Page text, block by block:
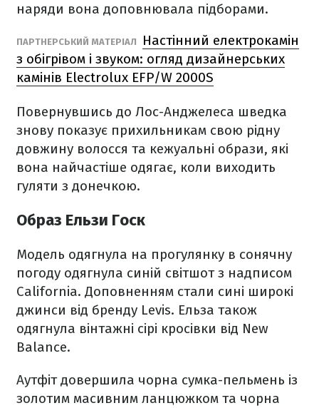
наряди вона доповнювала підборами.
ПАРТНЕРСЬКИЙ МАТЕРІАЛ
Настінний електрокамін
з обігрівом і звуком: огляд дизайнерських
камінів Electrolux EFP/W 2000S
Повернувшись до Лос-Анджелеса шведка
знову показує прихильникам свою рідну
довжину волосся та кежуальні образи, які
вона найчастіше одягає, коли виходить
гуляти з донечкою.
Образ Ельзи Госк
Модель одягнула на прогулянку в сонячну
погоду одягнула синій світшот з надписом
California. Доповненням стали сині широкі
джинси від бренду Levis. Ельза також
одягнула вінтажні сірі кросівки від New
Balance.
Аутфіт довершила чорна сумка-пельмень із
золотим масивним ланцюжком та чорна